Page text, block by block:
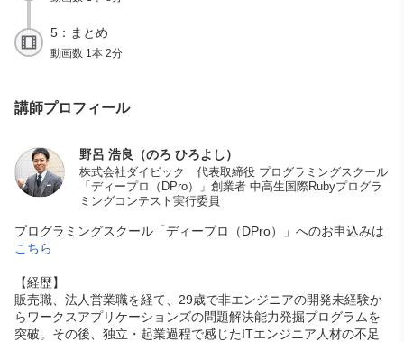
5：まとめ
動画数 1本 2分
講師プロフィール
野呂 浩良（のろ ひろよし）
株式会社ダイビック 代表取締役 プログラミングスクール
「ディープロ（DPro）」創業者 中高生国際Rubyプログラ
ミングコンテスト実行委員
プログラミングスクール「ディープロ（DPro）」へのお申込みは
こちら
【経歴】
販売職、法人営業職を経て、29歳で非エンジニアの開発未経験か
らワークスアプリケーションズの問題解決能力発掘プログラムを
突破。その後、独立・起業過程で感じたITエンジニア人材の不足